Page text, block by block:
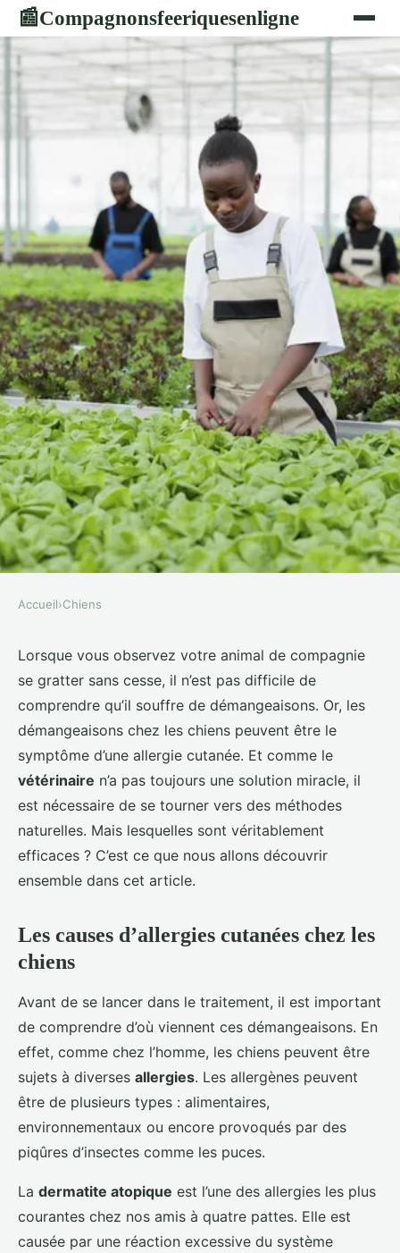
📰Compagnonsfeeriquesenligne
Quelles méthodes naturelles sont
efficaces pour traiter les
allergies cutanées chez les chiens
?
Lilou• 1 avril 2024 •6 min de lecture
Accueil›Chiens
Lorsque vous observez votre animal de compagnie
se gratter sans cesse, il n’est pas difficile de
comprendre qu’il souffre de démangeaisons. Or, les
démangeaisons chez les chiens peuvent être le
symptôme d’une allergie cutanée. Et comme le
vétérinaire n’a pas toujours une solution miracle, il
est nécessaire de se tourner vers des méthodes
naturelles. Mais lesquelles sont véritablement
efficaces ? C’est ce que nous allons découvrir
ensemble dans cet article.
Les causes d’allergies cutanées chez les
chiens
Avant de se lancer dans le traitement, il est important
de comprendre d’où viennent ces démangeaisons. En
effet, comme chez l’homme, les chiens peuvent être
sujets à diverses allergies. Les allergènes peuvent
être de plusieurs types : alimentaires,
environnementaux ou encore provoqués par des
piqûres d’insectes comme les puces.
La dermatite atopique est l’une des allergies les plus
courantes chez nos amis à quatre pattes. Elle est
causée par une réaction excessive du système